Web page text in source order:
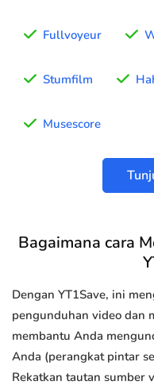
Fullvoyeur
Stumfilm
Musescore
Bagaimana cara
Dengan YT1Save, ini
pengunduhan video dan
membantu Anda
Anda (perangkat pintar
Rekatkan tautan sumber